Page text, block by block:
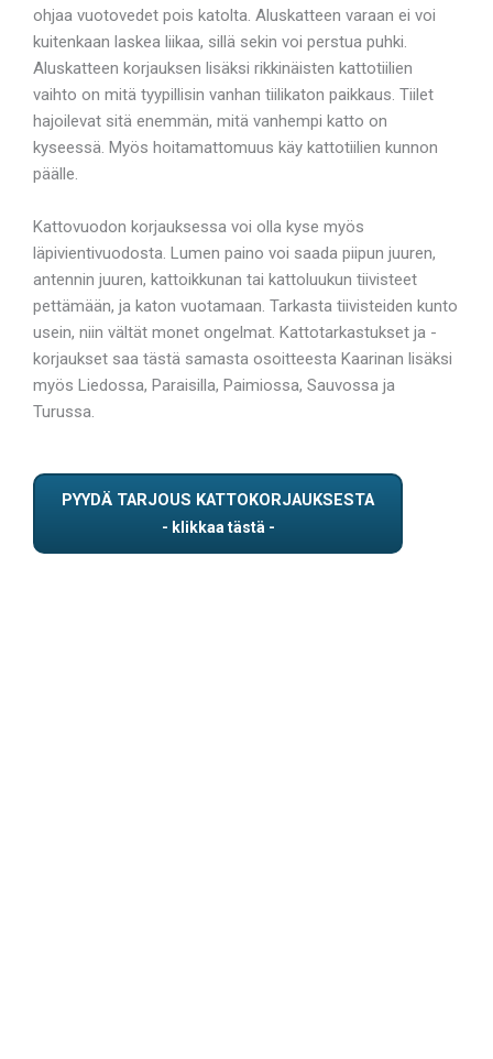
ohjaa vuotovedet pois katolta. Aluskatteen varaan ei voi
kuitenkaan laskea liikaa, sillä sekin voi perstua puhki.
Aluskatteen korjauksen lisäksi rikkinäisten kattotiilien
vaihto on mitä tyypillisin vanhan tiilikaton paikkaus. Tiilet
hajoilevat sitä enemmän, mitä vanhempi katto on
kyseessä. Myös hoitamattomuus käy kattotiilien kunnon
päälle.
Kattovuodon korjauksessa voi olla kyse myös
läpivientivuodosta. Lumen paino voi saada piipun juuren,
antennin juuren, kattoikkunan tai kattoluukun tiivisteet
pettämään, ja katon vuotamaan. Tarkasta tiivisteiden kunto
usein, niin vältät monet ongelmat. Kattotarkastukset ja -
korjaukset saa tästä samasta osoitteesta Kaarinan lisäksi
myös Liedossa, Paraisilla, Paimiossa, Sauvossa ja
Turussa.
PYYDÄ TARJOUS KATTOKORJAUKSESTA